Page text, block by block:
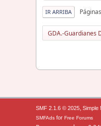
IR ARRIBA Páginas
GDA.-Guardianes
SMF 2.1.6 © 2025, Simple
SMFAds for Free Forums